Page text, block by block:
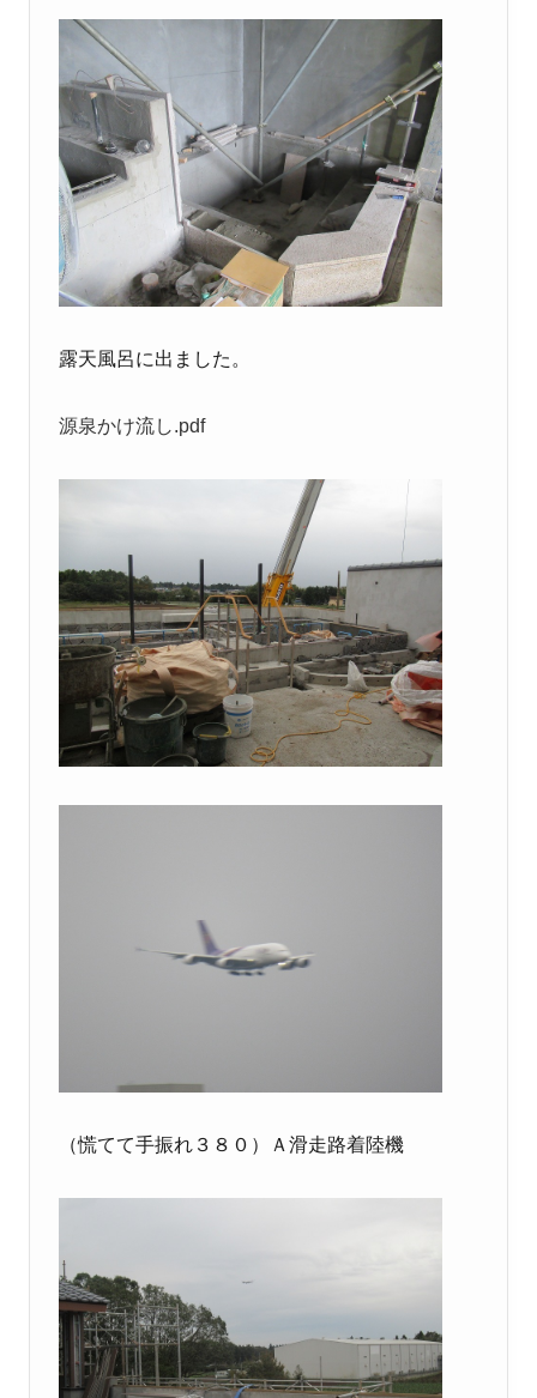
露天風呂に出ました。
源泉かけ流し.pdf
（慌てて手振れ３８０）Ａ滑走路着陸機